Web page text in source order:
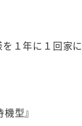
１年に１回家
型』